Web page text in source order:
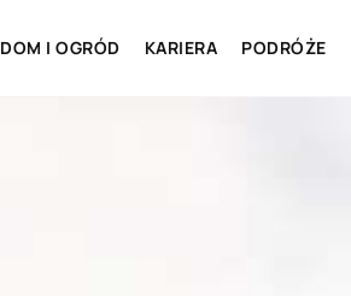
DOM I OGRÓD KARIERA PODRÓŻE